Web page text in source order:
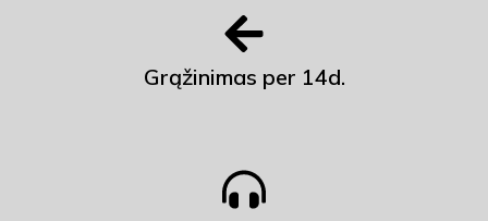
Grąžinimas per 14d.